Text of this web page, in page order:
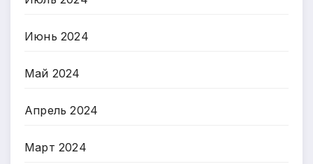
Июнь 2024
Май 2024
Апрель 2024
Март 2024